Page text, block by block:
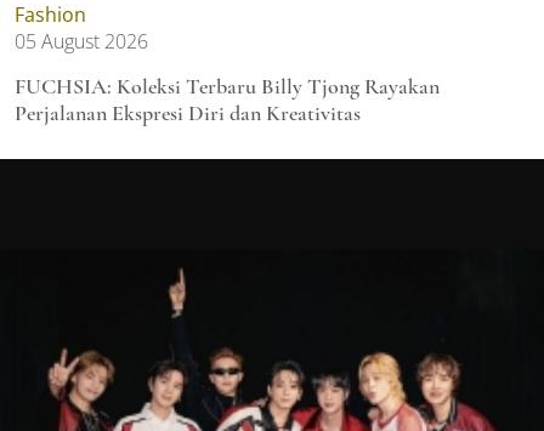
Fashion
05 August 2026
FUCHSIA: Koleksi Terbaru Billy Tjong Rayakan
Perjalanan Ekspresi Diri dan Kreativitas